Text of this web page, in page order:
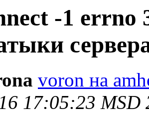
-1 errno
voron на
17:05:23 MSD